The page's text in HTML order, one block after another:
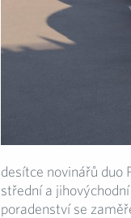
desítce novinářů duo
střední a
poradenství se